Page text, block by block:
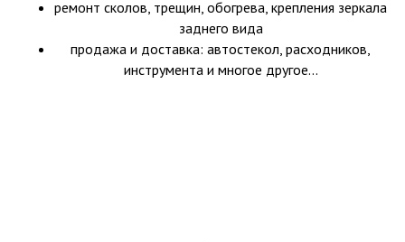
ремонт сколов, трещин, обогрева, крепления зеркала
заднего вида
продажа и доставка: автостекол, расходников,
инструмента и многое другое...